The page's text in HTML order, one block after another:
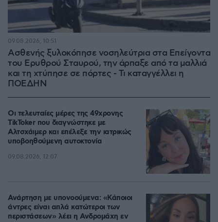
Ασθενής ξυλοκόπησε νοσηλεύτρια στα Επείγοντα
του Ερυθρού Σταυρού, την άρπαξε από τα μαλλιά
και τη χτύπησε σε πόρτες - Τι καταγγέλλει η
ΠΟΕΔΗΝ
09.08.2026, 10:51
Οι τελευταίες μέρες της 49χρονης
TikToker που διαγνώστηκε με
Αλτσχάιμερ και επέλεξε την ιατρικώς
υποβοηθούμενη αυτοκτονία
09.08.2026, 12:07
Ανάρτηση με υπονοούμενα: «Κάποιοι
άντρες είναι απλά κατώτεροι των
περιστάσεων» λέει η Ανδρομάχη εν